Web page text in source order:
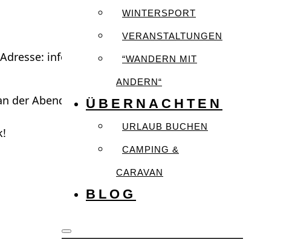
WINTERSPORT
VERANSTALTUNGEN
“WANDERN MIT
ANDERN“
ÜBERNACHTEN
URLAUB BUCHEN
CAMPING &
CARAVAN
BLOG
info.da-capo@t-online.de
der Abendkasse erhältlich!